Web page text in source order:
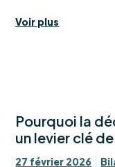
Voir plus
Pourquoi la
un levier clé
27 février 2026